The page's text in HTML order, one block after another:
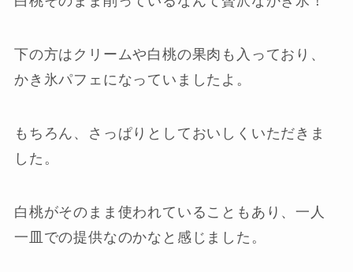
下の方はクリームや白桃の果肉も入っており、
かき氷パフェになっていましたよ。
もちろん、さっぱりとしておいしくいただきま
した。
白桃がそのまま使われていることもあり、一人
一皿での提供なのかなと感じました。